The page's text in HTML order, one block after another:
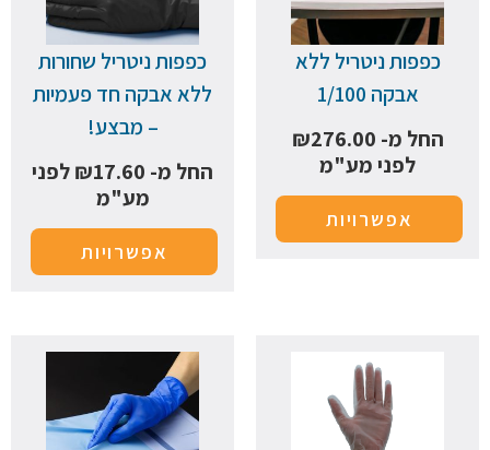
כפפות ניטריל ללא
אבקה 1/100
החל מ-
₪276.00
לפני מע"מ
אפשרויות
כפפות ניטריל שחורות
ללא אבקה חד פעמיות
– מבצע!
החל מ-
₪17.60
לפני
מע"מ
אפשרויות